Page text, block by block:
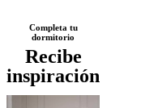
interiores
gratisSolicita
muestras
gratisBuscar
Completa tu
dormitorio
Recibe
inspiración